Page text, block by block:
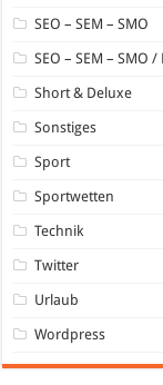
SEO – SEM – SMO
SEO – SEM – SMO
Short & Deluxe
Sonstiges
Sport
Sportwetten
Technik
Twitter
Urlaub
Wordpress